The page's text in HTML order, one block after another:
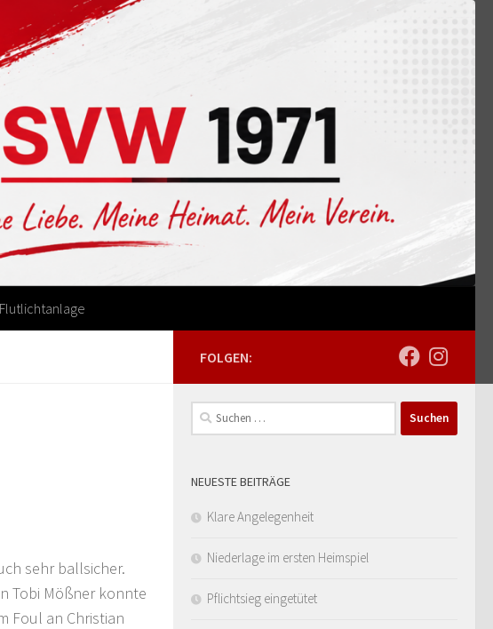
Flutlichtanlage
sehr ballsicher.
Tobi Mößner konnte
Foul an Christian
FOLGEN:
Suchen
nach:
NEUESTE BEITRÄGE
Klare Angelegenheit
Niederlage im ersten Heimspiel
Pflichtsieg eingetütet